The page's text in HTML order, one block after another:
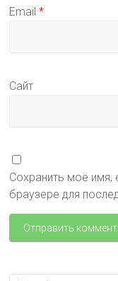
Email*
Сайт
Сохранить моё имя,
браузере для